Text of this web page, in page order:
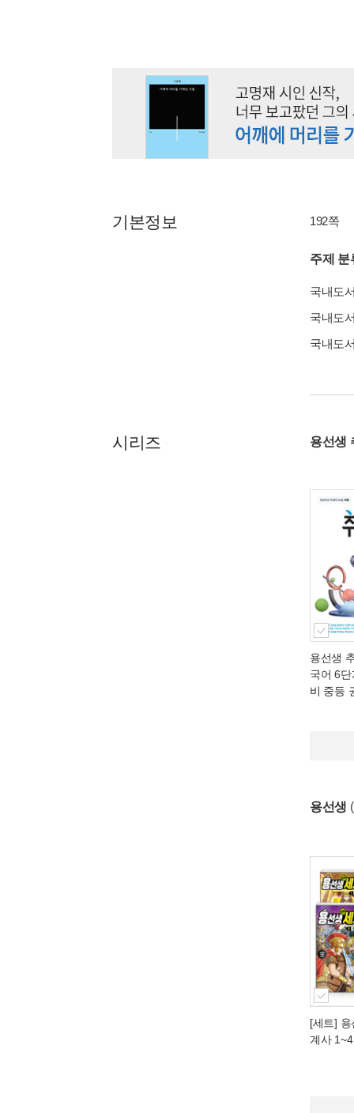
기본정보 192쪽
주제 분
국내도
국내도
국내도
시리즈 용선생
용선생
국어 6단
비 중등
용선생
[세트]
계사